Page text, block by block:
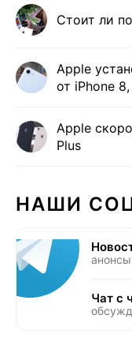
Стоит ли
Apple
от iPhone
Apple
Plus
НАШИ
Чат с